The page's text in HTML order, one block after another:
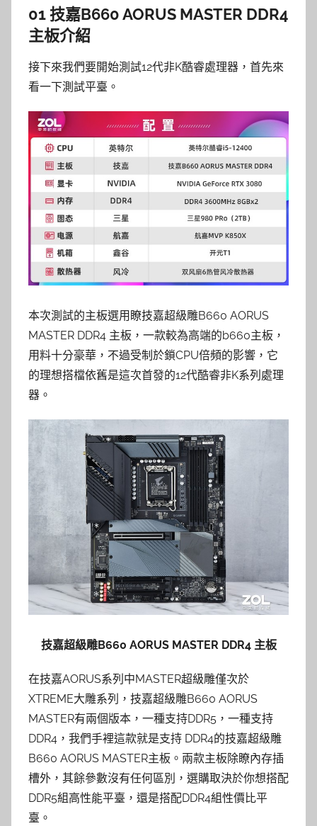
01 技嘉B660 AORUS MASTER DDR4
主板介紹
接下來我們要開始測試12代非K酷睿處理器，首先來
看一下測試平臺。
本次測試的主板選用瞭技嘉超級雕B660 AORUS
MASTER DDR4 主板，一款較為高端的b660主板，
用料十分豪華，不過受制於鎖CPU倍頻的影響，它
的理想搭檔依舊是這次首發的12代酷睿非K系列處理
器。
技嘉超級雕B660 AORUS MASTER DDR4 主板
在技嘉AORUS系列中MASTER超級雕僅次於
XTREME大雕系列，技嘉超級雕B660 AORUS
MASTER有兩個版本，一種支持DDR5，一種支持
DDR4，我們手裡這款就是支持 DDR4的技嘉超級雕
B660 AORUS MASTER主板。兩款主板除瞭內存插
槽外，其餘參數沒有任何區別，選購取決於你想搭配
DDR5組高性能平臺，還是搭配DDR4組性價比平
臺。